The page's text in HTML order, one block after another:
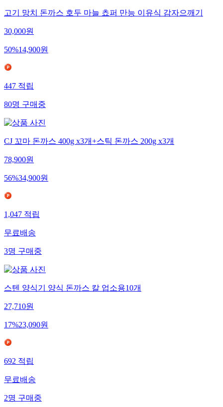
고기 망치 돈까스 호두 마늘 쵸퍼 만능 이유식 감자으깨기
30,000원
50%14,900원
447적립
80명구매중
CJ 꼬마 돈까스 400g x3개+스틱 돈까스 200g x3개
78,900원
56%34,900원
1,047적립
무료배송
3명구매중
스텐 양식기 양식 돈까스 칼 업소용10개
27,710원
17%23,090원
692적립
무료배송
2명구매중